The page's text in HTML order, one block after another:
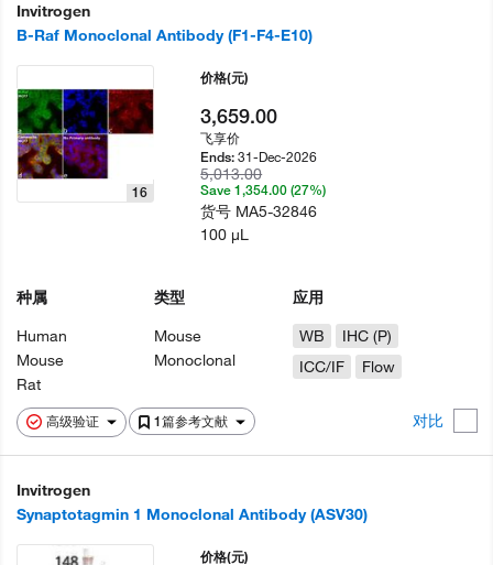
Invitrogen
B-Raf Monoclonal Antibody (F1-F4-E10)
高级验证 1篇参考文献 对比
16
种属
Human
Mouse
Rat
类型
Mouse
Monoclonal
应用
WB
IHC (P)
ICC/IF
Flow
价格(元)
3,659.00
飞享价
Ends:31-Dec-2026
5,013.00
Save 1,354.00 (27%)
货号 MA5-32846
100 µL
Invitrogen
Synaptotagmin 1 Monoclonal Antibody (ASV30)
价格(元)